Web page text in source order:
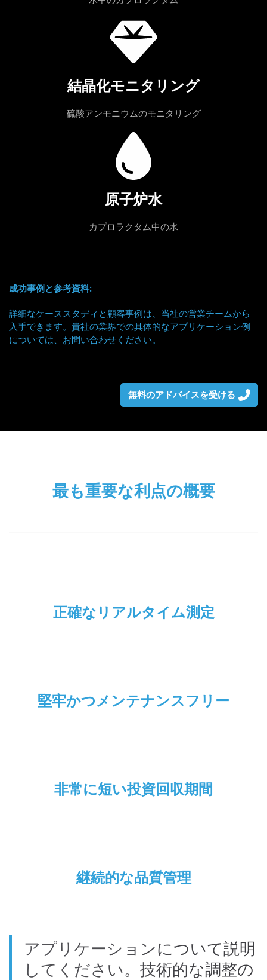
結晶化モニタリング
硫酸アンモニウムのモニタリング
原子炉水
カプロラクタム中の水
成功事例と参考資料:
詳細なケーススタディと顧客事例は、当社の営業チームから
入手できます。貴社の業界での具体的なアプリケーション例
については、お問い合わせください。
無料のアドバイスを受ける
最も重要な利点の概要
正確なリアルタイム測定
堅牢かつメンテナンスフリー
非常に短い投資回収期間
継続的な品質管理
アプリケーションについて説明
してください。技術的な調整の